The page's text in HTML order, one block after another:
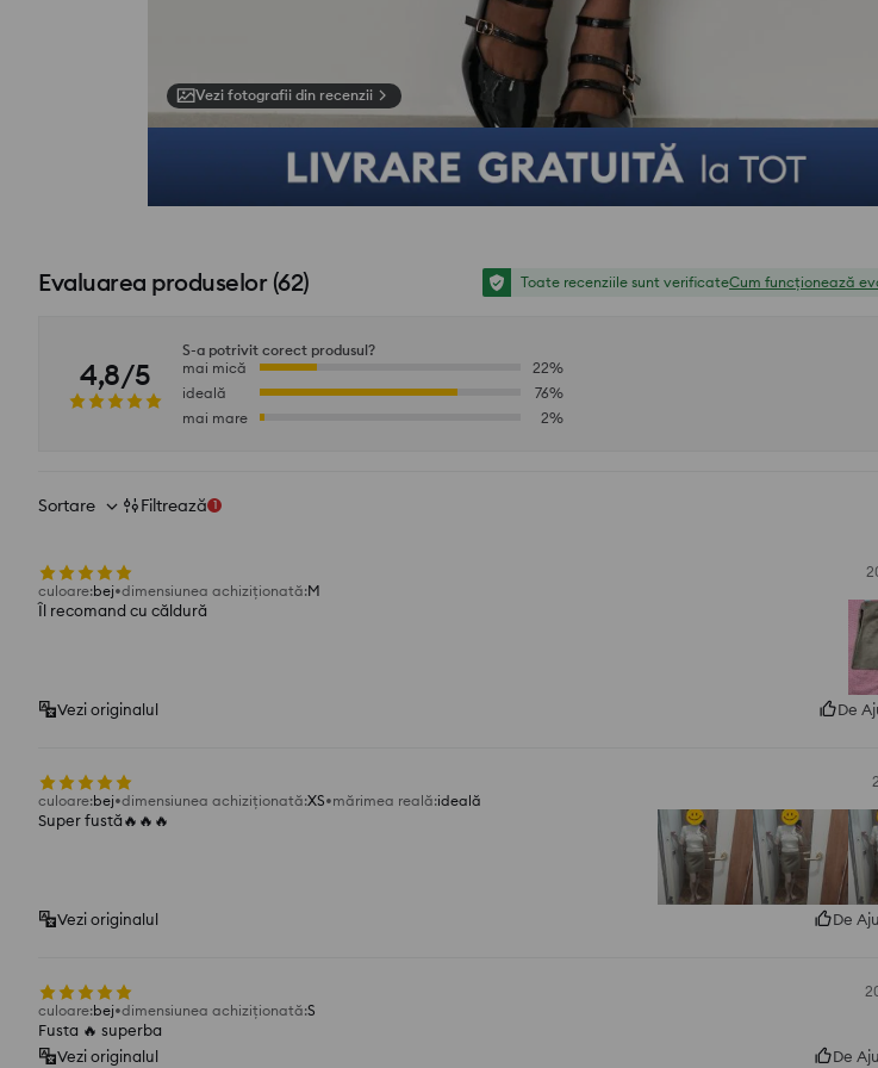
Vezi fotografii din recenzii
Evaluarea produselor(62) Toate recenziile sunt verificateCum funcționează
4,8/5
S-a potrivit corect produsul?
mai mică
22%
ideală
76%
mai mare
2%
Sortare Filtrează 1
culoare:bej dimensiunea achiziționată:M
Îl recomand cu căldură
Vezi originalul De
culoare:bej dimensiunea achiziționată:XS mărimea reală:ideală
Super fustă🔥🔥🔥
Vezi originalul De
culoare:bej dimensiunea achiziționată:S
Fusta 🔥 superba
Vezi originalul
De